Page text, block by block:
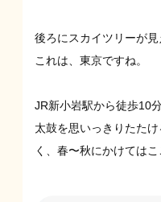
後ろにスカイツリーが見
これは、東京ですね。
JR新小岩駅から徒歩10
太鼓を思いっきりたた
く、春〜秋にかけては